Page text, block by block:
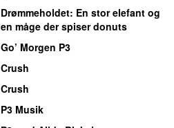
Drømmeholdet: En stor elefant og
en måge der spiser donuts
Go’ Morgen P3
Crush
Crush
P3 Musik